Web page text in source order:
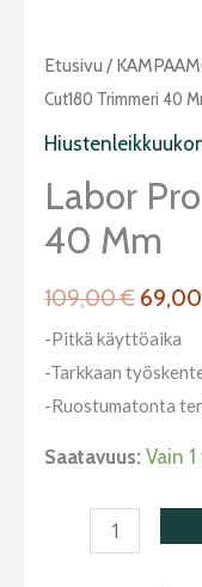
Etusivu /
Cut180 Trimmeri 40
Labor
40 Mm
109,00€
hinta
oli:
-Pitkä käyttöaika
-Tarkkaan
-Ruostumatonta
Saatavuus: Vain
Labor
Pro
Cut180
40
mm